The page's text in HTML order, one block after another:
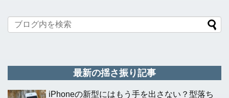
最新の揺さ振り記事
iPhoneの新型にはもう手を出さない？型落ち